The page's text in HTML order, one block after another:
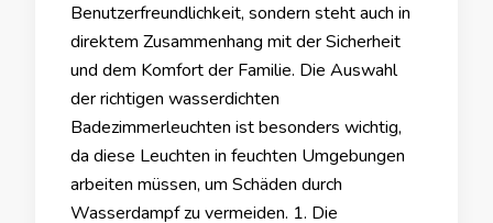
Benutzerfreundlichkeit, sondern steht auch in
direktem Zusammenhang mit der Sicherheit
und dem Komfort der Familie. Die Auswahl
der richtigen wasserdichten
Badezimmerleuchten ist besonders wichtig,
da diese Leuchten in feuchten Umgebungen
arbeiten müssen, um Schäden durch
Wasserdampf zu vermeiden. 1. Die